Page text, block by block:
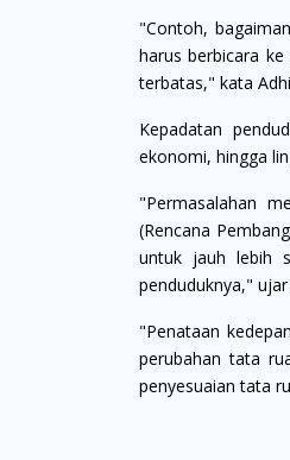
"Contoh,
harus berbicara
terbatas," kata
Kepadatan
ekonomi, hingga
"Permasalahan
(Rencana
untuk jauh lebih
penduduknya,"
"Penataan
perubahan tata
penyesuaian tata